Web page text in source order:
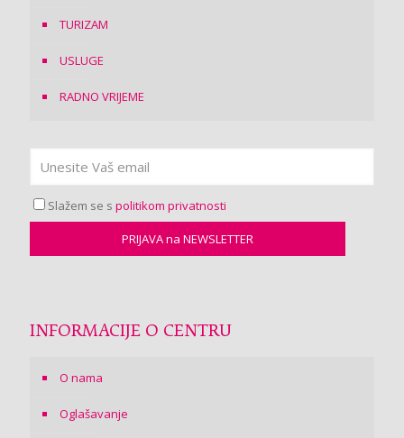
TURIZAM
USLUGE
RADNO VRIJEME
Slažem se s politikom privatnosti
INFORMACIJE O CENTRU
O nama
Oglašavanje